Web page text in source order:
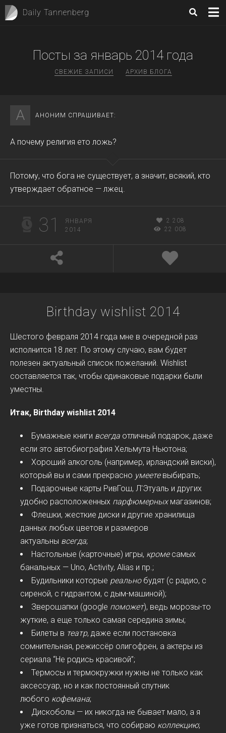
Daily Tannenberg
Посты за январь 2014 года
СВЕЖИЕ ЗАПИСИ АРХИВ БЛОГА
А АНОНИМ СПРАШИВАЕТ:
А почему религия ето ложь?
Потому, что бога не существует, а значит, всякий, кто
утверждает обратное — лжец.
31
ЯНВАРЯ
2014
2 208
22 008
Birthday wishlist 2014
Шестого февраля 2014 года мне в очередной раз
исполнится 18 лет. По этому случаю, вам будет
полезен актуальный список пожеланий. Wishlist
составляется так, чтобы одинаковые подарки были
уместны.
Итак, Birthday wishlist 2014
Бумажные книги всегда отличный подарок, даже
если это автобиография Хельмута Ньютона;
Хороший алкоголь (например, ирландский виски),
который вы и сами прекрасно умеетевыбирать;
Подарочные карты РивГош, Л'Этуаль и других
удобно расположенных парфюмерныхмагазинов;
Флешки, жесткие диски и другие хранилища
данных любых цветов и размеров
актуальны всегда;
Настольные (карточные) игры, кромесамых
банальных — Uno, Activity, Alias и пр.;
Будильники которые реальнобудят (с радио, с
сиреной, с гидрантом, с дым-машиной);
Зверошапки (google поможет), ведь морозы-то
жуткие, а еще только самая середина зимы;
Билеты в театр, даже если постановка
сомнительная, режиссёр олигофрен, а актеры из
сериала “Не родись красивой”;
Термосы и термокружки нужны не только как
аксессуар, но и как постоянный спутник
любого кофемана;
Дискоболы — их никогда не бывает мало, а я
уже готов признаться, что собираю коллекцию;